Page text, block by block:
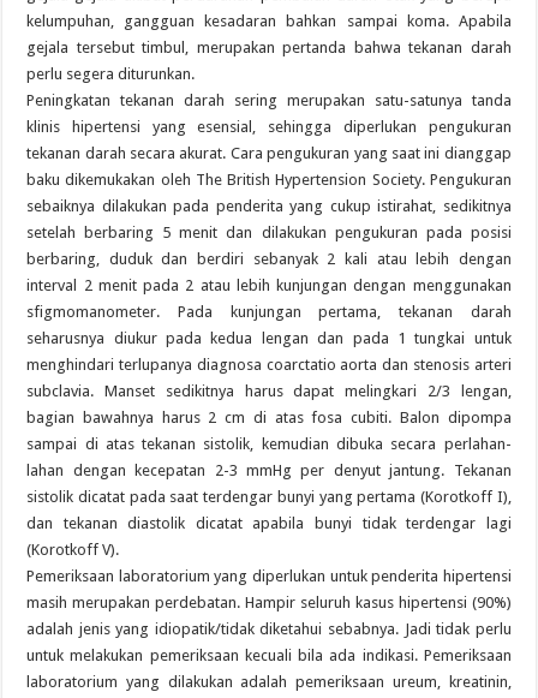
kelumpuhan, gangguan kesadaran bahkan sampai koma. Apabila
gejala tersebut timbul, merupakan pertanda bahwa tekanan darah
perlu segera diturunkan.
Peningkatan tekanan darah sering merupakan satu-satunya tanda
klinis hipertensi yang esensial, sehingga diperlukan pengukuran
tekanan darah secara akurat. Cara pengukuran yang saat ini dianggap
baku dikemukakan oleh The British Hypertension Society. Pengukuran
sebaiknya dilakukan pada penderita yang cukup istirahat, sedikitnya
setelah berbaring 5 menit dan dilakukan pengukuran pada posisi
berbaring, duduk dan berdiri sebanyak 2 kali atau lebih dengan
interval 2 menit pada 2 atau lebih kunjungan dengan menggunakan
sfigmomanometer. Pada kunjungan pertama, tekanan darah
seharusnya diukur pada kedua lengan dan pada 1 tungkai untuk
menghindari terlupanya diagnosa coarctatio aorta dan stenosis arteri
subclavia. Manset sedikitnya harus dapat melingkari 2/3 lengan,
bagian bawahnya harus 2 cm di atas fosa cubiti. Balon dipompa
sampai di atas tekanan sistolik, kemudian dibuka secara perlahan-
lahan dengan kecepatan 2-3 mmHg per denyut jantung. Tekanan
sistolik dicatat pada saat terdengar bunyi yang pertama (Korotkoff I),
dan tekanan diastolik dicatat apabila bunyi tidak terdengar lagi
(Korotkoff V).
Pemeriksaan laboratorium yang diperlukan untuk penderita hipertensi
masih merupakan perdebatan. Hampir seluruh kasus hipertensi (90%)
adalah jenis yang idiopatik/tidak diketahui sebabnya. Jadi tidak perlu
untuk melakukan pemeriksaan kecuali bila ada indikasi. Pemeriksaan
laboratorium yang dilakukan adalah pemeriksaan ureum, kreatinin,